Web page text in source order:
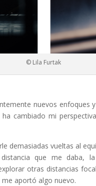
© Lila Furtak
nuevos enfoques
cambiado mi
demasiadas vueltas al
que me daba,
otras distancias
aportó algo nuevo.